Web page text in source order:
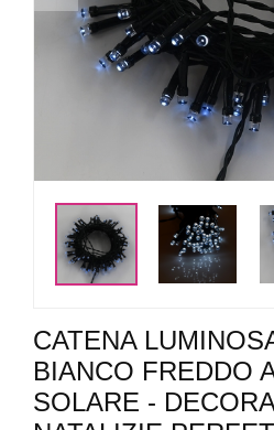
CATENA
BIANCO FREDDO
SOLARE -